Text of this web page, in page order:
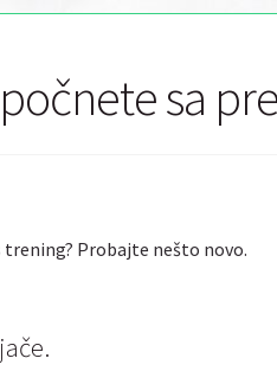
sa
Probajte nešto novo.